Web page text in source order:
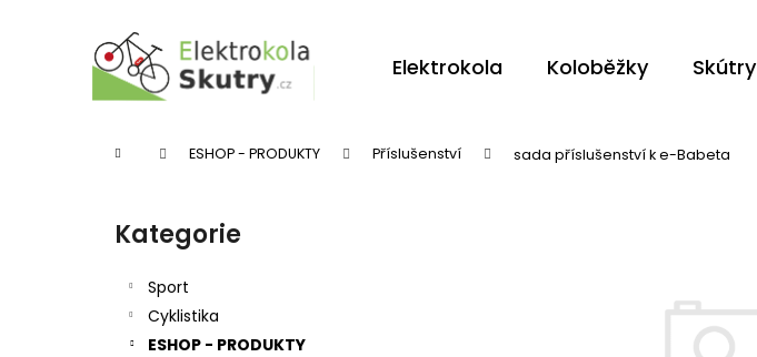
Elektrokola Koloběžky Skútry
Domů ESHOP - PRODUKTY Příslušenství sada příslušenství k e-Babeta
Přeskočit
kategorie
Kategorie
Sport
Cyklistika
ESHOP - PRODUKTY
Zpět
Zpět
Doporučujeme